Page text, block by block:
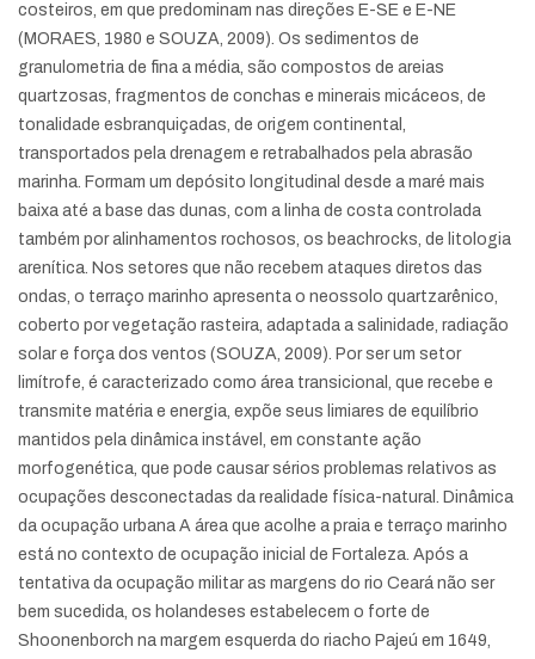
costeiros, em que predominam nas direções E-SE e E-NE
(MORAES, 1980 e SOUZA, 2009). Os sedimentos de
granulometria de fina a média, são compostos de areias
quartzosas, fragmentos de conchas e minerais micáceos, de
tonalidade esbranquiçadas, de origem continental,
transportados pela drenagem e retrabalhados pela abrasão
marinha. Formam um depósito longitudinal desde a maré mais
baixa até a base das dunas, com a linha de costa controlada
também por alinhamentos rochosos, os beachrocks, de litologia
arenítica. Nos setores que não recebem ataques diretos das
ondas, o terraço marinho apresenta o neossolo quartzarênico,
coberto por vegetação rasteira, adaptada a salinidade, radiação
solar e força dos ventos (SOUZA, 2009). Por ser um setor
limítrofe, é caracterizado como área transicional, que recebe e
transmite matéria e energia, expõe seus limiares de equilíbrio
mantidos pela dinâmica instável, em constante ação
morfogenética, que pode causar sérios problemas relativos as
ocupações desconectadas da realidade física-natural. Dinâmica
da ocupação urbana A área que acolhe a praia e terraço marinho
está no contexto de ocupação inicial de Fortaleza. Após a
tentativa da ocupação militar as margens do rio Ceará não ser
bem sucedida, os holandeses estabelecem o forte de
Shoonenborch na margem esquerda do riacho Pajeú em 1649,